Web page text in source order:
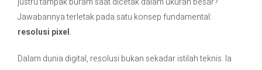
Contact Us
Jawabannya terletak pada satu konsep fundamental:
resolusi pixel.
Dalam dunia digital, resolusi bukan sekadar istilah teknis. Ia